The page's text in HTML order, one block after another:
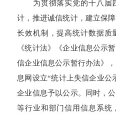
为贯彻落实党的十八届
计，推进诚信统计，建立保
长效机制，提高统计数据质
《统计法》《企业信息公示
信企业信息公示暂行办法》
息网设立“统计上失信企业公
企业信息予以公示。同时，
等行业和部门信用信息系统